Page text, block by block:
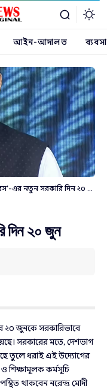
আইন-আদালত ব্যবসা
এর নতুন সরকারি দিন ২০ জুন
দিন ২০ জুন
২০ জুনকে সরকারিভাবে
সরকারের মতে, দেশভাগ
তুলে ধরাই এই উদ্যোগের
ও শিক্ষামূলক কর্মসূচি
থাকবেন নরেন্দ্র মোদী